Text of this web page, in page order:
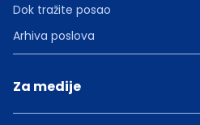
Dok tražite posao
Arhiva poslova
Za medije